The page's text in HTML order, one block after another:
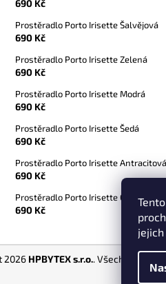
690 Kč
Prostěradlo Porto Irisette Šalvějová
690 Kč
Prostěradlo Porto Irisette Zelená
690 Kč
Prostěradlo Porto Irisette Modrá
690 Kč
Prostěradlo Porto Irisette Šedá
690 Kč
Prostěradlo Porto Irisette Antracitová
690 Kč
Prostěradlo Porto Irisette Grafitová
690 Kč
2026 HPBYTEX s.r.o.. Všechna práva